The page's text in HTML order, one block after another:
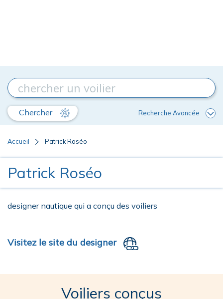
Chercher Recherche Avancée
Accueil Patrick Roséo
Patrick Roséo
designer nautique qui a conçu des voiliers
Visitez le site du designer
Voiliers conçus